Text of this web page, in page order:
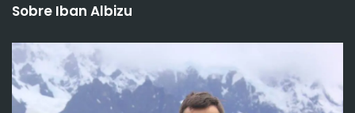
Sobre Iban Albizu